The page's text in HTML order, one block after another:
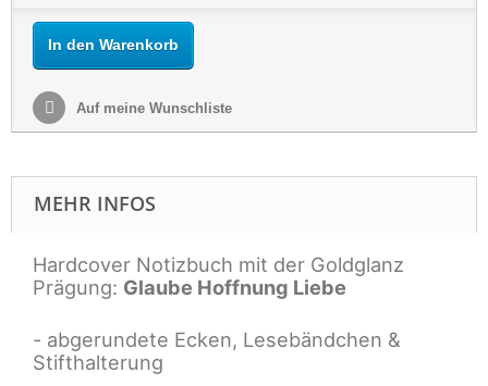
In den Warenkorb
Auf meine Wunschliste
MEHR INFOS
Hardcover Notizbuch mit der Goldglanz
Prägung: Glaube Hoffnung Liebe
- abgerundete Ecken, Lesebändchen &
Stifthalterung